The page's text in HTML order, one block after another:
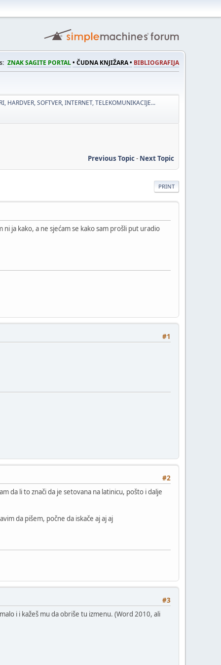
ZNAK SAGITE PORTAL• ČUDNA KNJIŽARA • BIBLIOGRAFIJA
HARDVER, SOFTVER, INTERNET, TELEKOMUNIKACIJE...
Previous Topic- Next Topic
PRINT
ja kako, a ne sjećam se kako sam prošli put uradio
#1
#2
da li to znači da je setovana na latinicu, pošto i dalje
da pišem, počne da iskače aj aj aj
#3
i i kažeš mu da obriše tu izmenu. (Word 2010, ali